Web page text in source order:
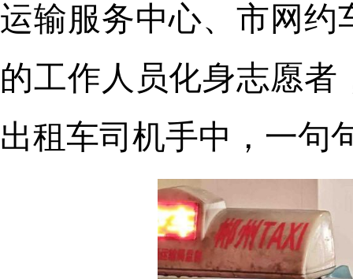
运输服务中心、市网
的工作人员化身志愿
出租车司机手中，一句